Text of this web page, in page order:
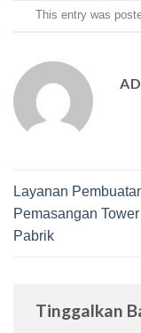
This entry was
Layanan
Pemasangan
Pabrik
Tinggalkan